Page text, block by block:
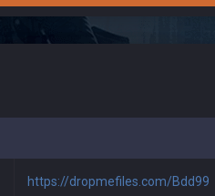
https://dropmefiles.com/Bdd99